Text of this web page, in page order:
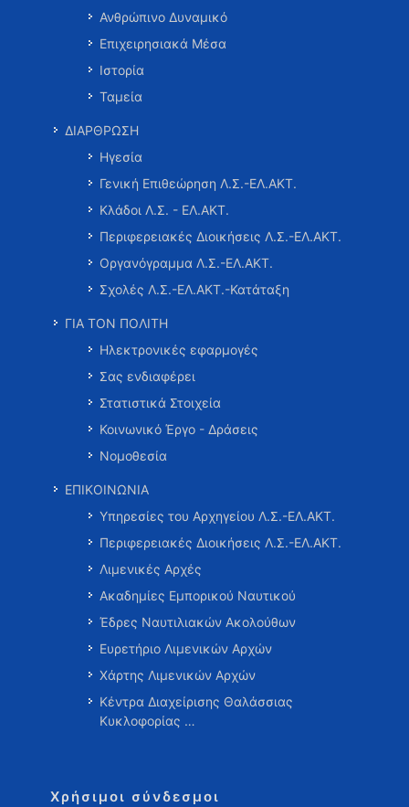
Ανθρώπινο Δυναμικό
Επιχειρησιακά Μέσα
Ιστορία
Ταμεία
ΔΙΑΡΘΡΩΣΗ
Ηγεσία
Γενική Επιθεώρηση Λ.Σ.-ΕΛ.ΑΚΤ.
Κλάδοι Λ.Σ. - ΕΛ.ΑΚΤ.
Περιφερειακές Διοικήσεις Λ.Σ.-ΕΛ.ΑΚΤ.
Οργανόγραμμα Λ.Σ.-ΕΛ.ΑΚΤ.
Σχολές Λ.Σ.-ΕΛ.ΑΚΤ.-Κατάταξη
ΓΙΑ ΤΟΝ ΠΟΛΙΤΗ
Ηλεκτρονικές εφαρμογές
Σας ενδιαφέρει
Στατιστικά Στοιχεία
Κοινωνικό Έργο - Δράσεις
Νομοθεσία
ΕΠΙΚΟΙΝΩΝΙΑ
Υπηρεσίες του Αρχηγείου Λ.Σ.-ΕΛ.ΑΚΤ.
Περιφερειακές Διοικήσεις Λ.Σ.-ΕΛ.ΑΚΤ.
Λιμενικές Αρχές
Ακαδημίες Εμπορικού Ναυτικού
Έδρες Ναυτιλιακών Ακολούθων
Ευρετήριο Λιμενικών Αρχών
Χάρτης Λιμενικών Αρχών
Κέντρα Διαχείρισης Θαλάσσιας
Κυκλοφορίας …
Χρήσιμοι σύνδεσμοι